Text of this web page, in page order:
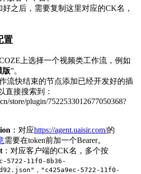
好之后，需要复制这里对应的CK名，
置
上选择一个视频类工作流，例如
版”。
流快结束的节点添加已经开发好的插
直接搜索到：
store/plugin/7522533012677050368?
：对应https://agent.uaisir.com/的
需要在token前加一个Bearer。
：对应客户端的CK名，多个按
5722-11f0-8b36-
，"c425a9ec-5722-11f0-